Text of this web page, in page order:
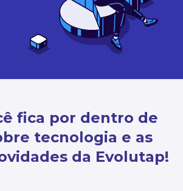
fica por dentro de
tecnologia e as
da Evolutap!